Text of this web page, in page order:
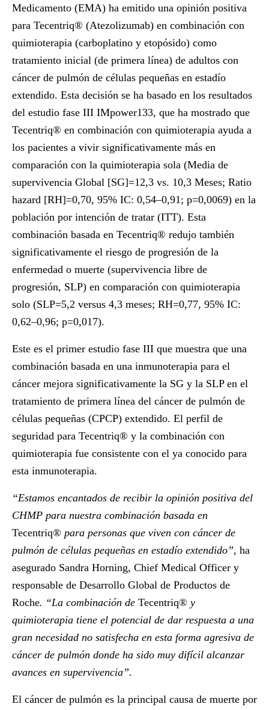
Medicamento (EMA) ha emitido una opinión positiva
para Tecentriq® (Atezolizumab) en combinación con
quimioterapia (carboplatino y etopósido) como
tratamiento inicial (de primera línea) de adultos con
cáncer de pulmón de células pequeñas en estadío
extendido. Esta decisión se ha basado en los resultados
del estudio fase III IMpower133, que ha mostrado que
Tecentriq® en combinación con quimioterapia ayuda a
los pacientes a vivir significativamente más en
comparación con la quimioterapia sola (Media de
supervivencia Global [SG]=12,3 vs. 10,3 Meses; Ratio
hazard [RH]=0,70, 95% IC: 0,54–0,91; p=0,0069) en la
población por intención de tratar (ITT). Esta
combinación basada en Tecentriq® redujo también
significativamente el riesgo de progresión de la
enfermedad o muerte (supervivencia libre de
progresión, SLP) en comparación con quimioterapia
solo (SLP=5,2 versus 4,3 meses; RH=0,77, 95% IC:
0,62–0,96; p=0,017).
Este es el primer estudio fase III que muestra que una
combinación basada en una inmunoterapia para el
cáncer mejora significativamente la SG y la SLP en el
tratamiento de primera línea del cáncer de pulmón de
células pequeñas (CPCP) extendido. El perfil de
seguridad para Tecentriq® y la combinación con
quimioterapia fue consistente con el ya conocido para
esta inmunoterapia.
“Estamos encantados de recibir la opinión positiva del
CHMP para nuestra combinación basada en
Tecentriq® para personas que viven con cáncer de
pulmón de células pequeñas en estadío extendido”, ha
asegurado Sandra Horning, Chief Medical Officer y
responsable de Desarrollo Global de Productos de
Roche. “La combinación de Tecentriq® y
quimioterapia tiene el potencial de dar respuesta a una
gran necesidad no satisfecha en esta forma agresiva de
cáncer de pulmón donde ha sido muy difícil alcanzar
avances en supervivencia”.
El cáncer de pulmón es la principal causa de muerte por